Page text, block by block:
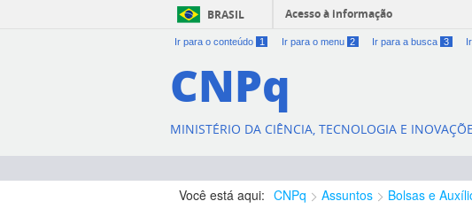
BRASIL Acesso à informação
Ir para o conteúdo 1 Ir para o menu 2 Ir para a busca 3
CNPq
MINISTÉRIO DA CIÊNCIA, TECNOLOGIA E
Você está aqui: CNPq Assuntos Bolsas e